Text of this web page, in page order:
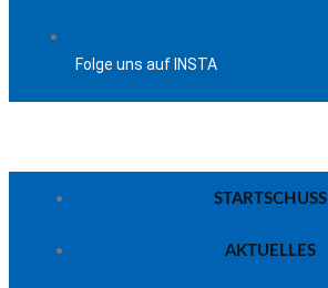
Folge uns auf INSTA
STARTSCHUSS
AKTUELLES